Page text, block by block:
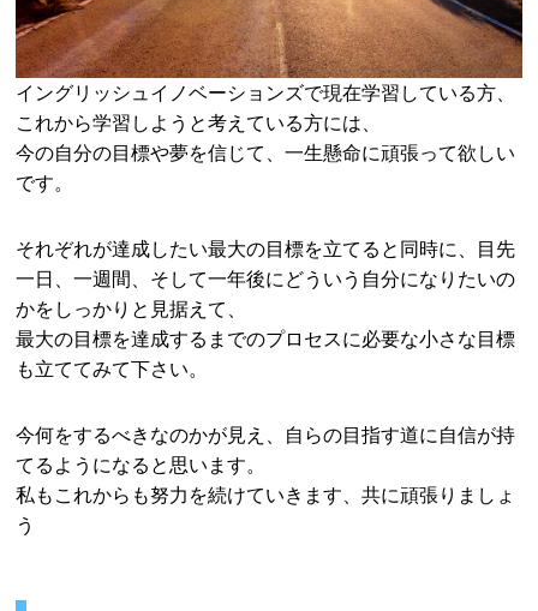
イングリッシュイノベーションズで現在学習している方、
これから学習しようと考えている方には、
今の自分の目標や夢を信じて、一生懸命に頑張って欲しい
です。
それぞれが達成したい最大の目標を立てると同時に、目先
一日、一週間、そして一年後にどういう自分になりたいの
かをしっかりと見据えて、
最大の目標を達成するまでのプロセスに必要な小さな目標
も立ててみて下さい。
今何をするべきなのかが見え、自らの目指す道に自信が持
てるようになると思います。
私もこれからも努力を続けていきます、共に頑張りましょ
う